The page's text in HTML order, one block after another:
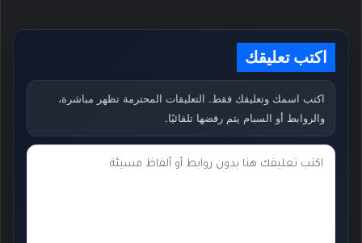
اكتب تعليقك
اكتب اسمك وتعليقك فقط. التعليقات المحترمة تظهر مباشرة،
والروابط أو السبام يتم رفضها تلقائيًا.
ت